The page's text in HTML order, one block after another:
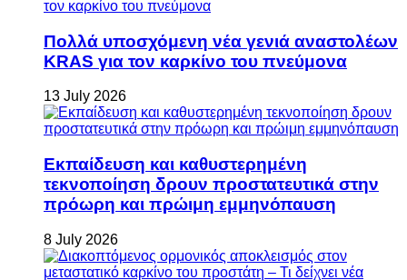
Πολλά υποσχόμενη νέα γενιά αναστολέων
KRAS για τον καρκίνο του πνεύμονα
13 July 2026
Εκπαίδευση και καθυστερημένη
τεκνοποίηση δρουν προστατευτικά στην
πρόωρη και πρώιμη εμμηνόπαυση
8 July 2026